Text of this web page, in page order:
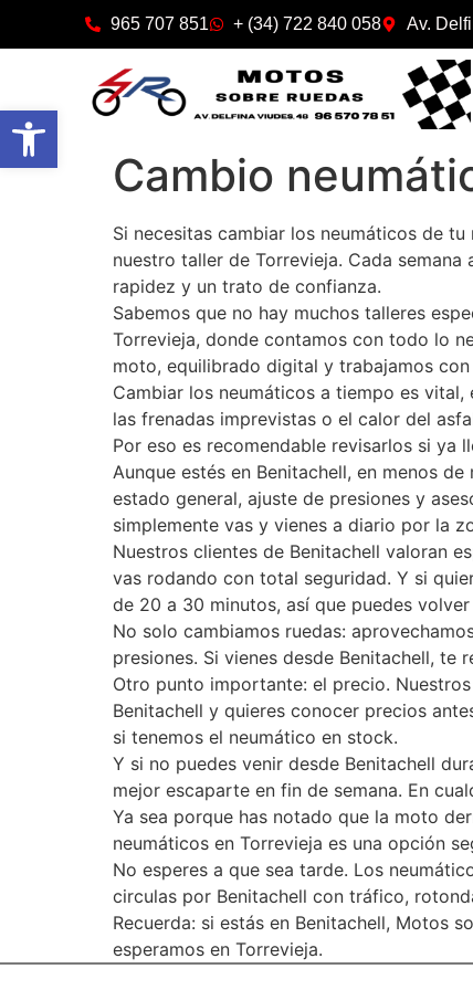
Abrir barra de herramientas
965 707 851 + (34) 722 840 058 Av.
Cambio
Si necesitas cambiar los neumáticos de
nuestro taller de Torrevieja. Cada
rapidez y un trato de confianza.
Sabemos que no hay muchos talleres
Torrevieja, donde contamos con todo lo
moto, equilibrado digital y trabajamos
Cambiar los neumáticos a tiempo es
las frenadas imprevistas o el calor del
Por eso es recomendable revisarlos si ya
Aunque estés en Benitachell, en menos
estado general, ajuste de presiones y
simplemente vas y vienes a diario por la
Nuestros clientes de Benitachell valoran
vas rodando con total seguridad. Y si
de 20 a 30 minutos, así que puedes
No solo cambiamos ruedas:
presiones. Si vienes desde Benitachell,
Otro punto importante: el precio.
Benitachell y quieres conocer precios
si tenemos el neumático en stock.
Y si no puedes venir desde Benitachell
mejor escaparte en fin de semana. En
Ya sea porque has notado que la moto
neumáticos en Torrevieja es una opción
No esperes a que sea tarde. Los
circulas por Benitachell con tráfico,
Recuerda: si estás en Benitachell, Motos
esperamos en Torrevieja.